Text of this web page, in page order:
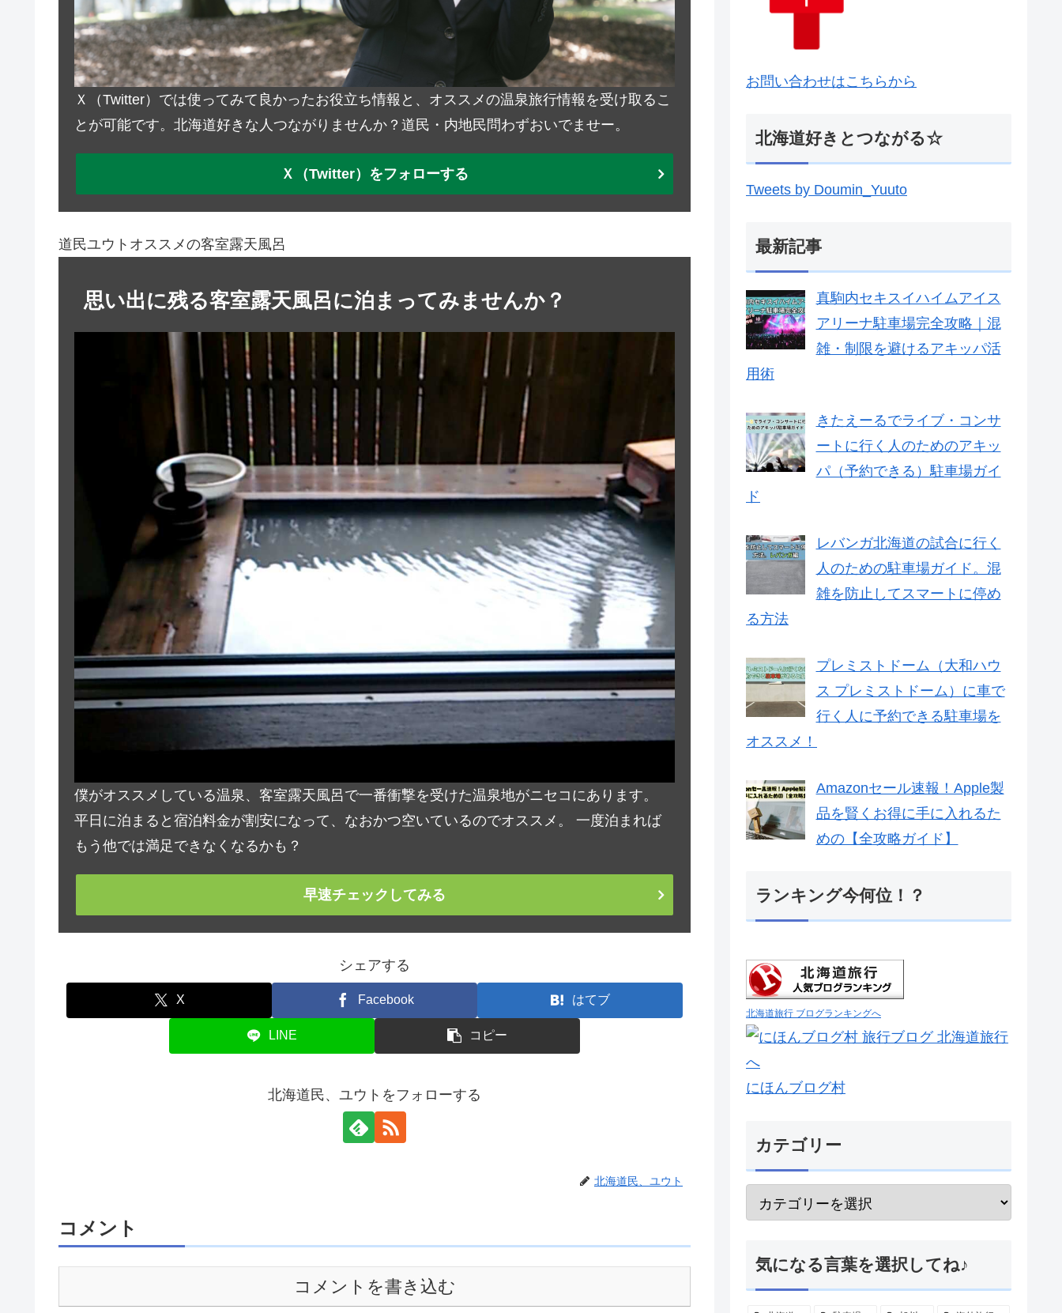
Ｘ（Twitter）では使ってみて良かったお役立ち情報と、オススメの温泉旅行情報を受け取るこ
とが可能です。北海道好きな人つながりませんか？道民・内地民問わずおいでませー。
Ｘ（Twitter）をフォローする
道民ユウトオススメの客室露天風呂
思い出に残る客室露天風呂に泊まってみませんか？
僕がオススメしている温泉、客室露天風呂で一番衝撃を受けた温泉地がニセコにあります。
平日に泊まると宿泊料金が割安になって、なおかつ空いているのでオススメ。 一度泊まれば
もう他では満足できなくなるかも？
早速チェックしてみる
シェアする
X Facebook はてブ
LINE コピー
北海道民、ユウトをフォローする
北海道民、ユウト
コメント
コメントを書き込む
お問い合わせはこちらから
北海道好きとつながる☆
Tweets by Doumin_Yuuto
最新記事
真駒内セキスイハイムアイス
アリーナ駐車場完全攻略｜混
雑・制限を避けるアキッパ活
用術
きたえーるでライブ・コンサ
ートに行く人のためのアキッ
パ（予約できる）駐車場ガイ
ド
レバンガ北海道の試合に行く
人のための駐車場ガイド。混
雑を防止してスマートに停め
る方法
プレミストドーム（大和ハウ
ス プレミストドーム）に車で
行く人に予約できる駐車場を
オススメ！
Amazonセール速報！Apple製
品を賢くお得に手に入れるた
めの【全攻略ガイド】
ランキング今何位！？
北海道旅行 ブログランキングへ
にほんブログ村
カテゴリー
気になる言葉を選択してね♪